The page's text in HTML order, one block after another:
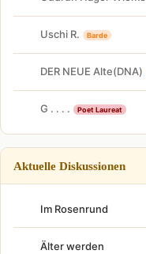
Uschi R. Barde
DER NEUE Alte(DNA)
G . . . . Poet Laureat
Aktuelle Diskussionen
Im Rosenrund
Älter werden